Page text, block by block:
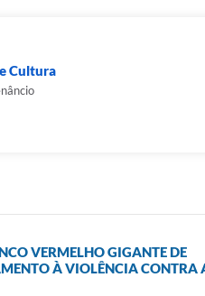
Cultura
VERMELHO GIGANTE DE
À VIOLÊNCIA CONTRA